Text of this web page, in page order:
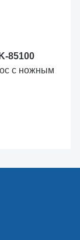
85100
с ножным